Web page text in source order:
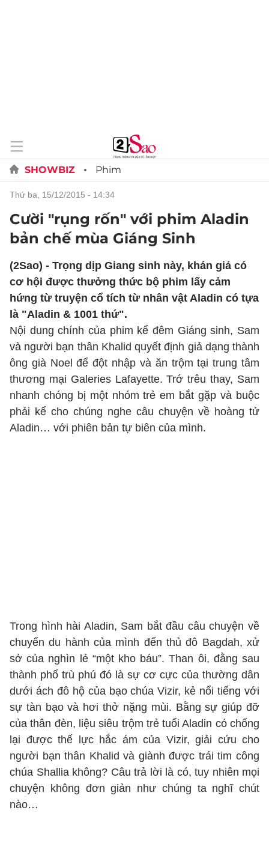
SHOWBIZ Phim
thứ ba, 15/12/2015 - 14:34
Cười "rụng rốn" với phim Aladin
bản chế mùa Giáng Sinh
(2Sao) - Trọng dịp Giang sinh này, khán giả có
cơ hội được thưởng thức bộ phim lấy cảm
hứng từ truyện cổ tích từ nhân vật Aladin có tựa
là "Aladin & 1001 thứ".
Nội dung chính của phim kể đêm Giáng sinh, Sam
và người bạn thân Khalid quyết định giả dạng thành
ông già Noel để đột nhập và ăn trộm tại trung tâm
thương mại Galeries Lafayette. Trớ trêu thay, Sam
nhanh chóng bị một nhóm trẻ em bắt gặp và buộc
phải kể cho chúng nghe câu chuyện về hoàng tử
Aladin… với phiên bản tự biên của mình.
Trong hình hài Aladin, Sam bắt đầu câu chuyện về
chuyến du hành của mình đến thủ đô Bagdah, xử
sở của nghìn lẻ “một kho báu”. Than ôi, đằng sau
thành phố trù phú đó là sự cơ cực của thường dân
dưới ách đô hộ của bạo chúa Vizir, kẻ nổi tiếng với
sự tàn bạo và hơi thở nặng mùi. Bằng sự giúp đỡ
của thân đèn, liệu siêu trộm trẻ tuổi Aladin có chống
lại được thế lực hắc ám của Vizir, giải cứu cho
người bạn thân Khalid và giành được trái tim công
chúa Shallia không? Câu trả lời là có, tuy nhiên mọi
chuyện không đơn giản như chúng ta nghĩ chút
nào…